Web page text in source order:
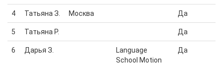
4 Татьяна З. Москва Да
5 Татьяна Р. Да
6 Дарья З.
Language
School Motion
Да